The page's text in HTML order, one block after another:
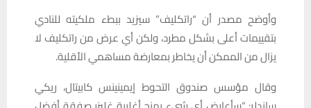
وأوضح مصدر أن “راتكليف” سيزيد ببطء ملكيته للنادي
بتقييمات أعلى بشكل مطرد، ولكن أي عرض من راتكليف لا
يزال من الممكن أن يخاطر بمعارضة مساهمي الأقلية.
وقال مؤسس صندوق التحوط إيمينينس كابيتال، ريكي